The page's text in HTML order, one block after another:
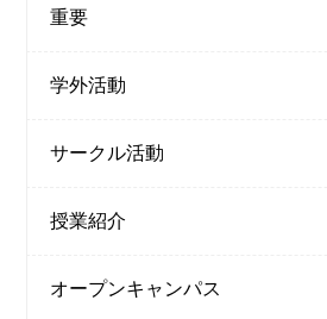
重要
学外活動
サークル活動
授業紹介
オープンキャンパス